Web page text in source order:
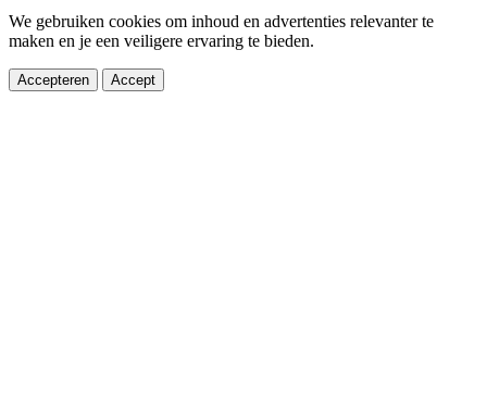
We gebruiken cookies om inhoud en advertenties relevanter te
maken en je een veiligere ervaring te bieden.
Accepteren Accept